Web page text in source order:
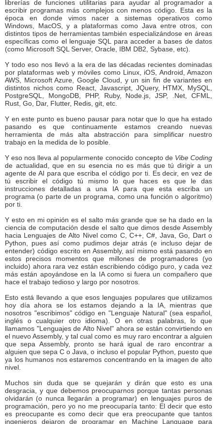
librerías de funciones utilitarias para ayudar al programador a
escribir programas más complejos con menos código. Esta es la
época en donde vimos nacer a sistemas operativos como
Windows, MacOS, y a plataformas como Java entre otros, con
distintos tipos de herramientas también especializándose en áreas
específicas como el lenguaje SQL para acceder a bases de datos
(como Microsoft SQL Server, Oracle, IBM DB2, Sybase, etc).
Y todo eso nos llevó a la era de las décadas recientes dominadas
por plataformas web y móviles como Linux, iOS, Android, Amazon
AWS, Microsoft Azure, Google Cloud, y un sin fin de variantes en
distintos nichos como React, Javascript, JQuery, HTMX, MySQL,
PostgreSQL, MongoDB, PHP, Ruby, Node.js, JSP, .Net, CFML,
Rust, Go, Dar, Flutter, Redis, git, etc.
Y en este punto es bueno pausar para notar que lo que ha estado
pasando es que continuamente estamos creando nuevas
herramienta de más alta abstracción para simplificar nuestro
trabajo en la medida de lo posible.
Y eso nos lleva al popularmente conocido concepto de Vibe Coding
de actualidad, que en su esencia no es más que tú dirigir a un
agente de AI para que escriba el código por ti. Es decir, en vez de
tú escribir el código tú mismo lo que haces es que le das
instrucciones detalladas a una IA para que esta escriba un
programa (o parte de un programa, como una función o algoritmo)
por ti.
Y esto en mi opinión es el salto más grande que se ha dado en la
ciencia de computación desde el salto que dimos desde Assembly
hacia Lenguajes de Alto Nivel como C, C++, C#, Java, Go, Dart o
Python, pues así como pudimos dejar atrás (e incluso dejar de
entender) código escrito en Assembly, así mismo está pasando en
estos precisos momentos que millones de programadores (yo
incluido) ahora rara vez están escribiendo código puro, y cada vez
más están apoyándose en la IA como si fuera un compañero que
hace el trabajo tedioso y largo por nosotros.
Esto está llevando a que esos lenguajes populares que utilizamos
hoy día ahora se los estamos dejando a la IA, mientras que
nosotros "escribimos" código en "Lenguaje Natural" (sea español,
inglés o cualquier otro idioma). O en otras palabras, lo que
llamamos "Lenguajes de Alto Nivel" ahora se están convirtiendo en
el nuevo Assembly, y tal cual como es muy raro encontrar a alguien
que sepa Assembly, pronto se hará igual de raro encontrar a
alguien que sepa C o Java, o incluso el popular Python, puesto que
ya los humanos nos estaremos concentrando en la imagen de alto
nivel.
Muchos sin duda que se quejarán y dirán que esto es una
desgracia, y que debemos preocuparnos porque tantas personas
olvidarán (o nunca llegarán a programar) en lenguajes puros de
programación, pero yo no me preocuparía tanto: El decir que esto
es preocupante es como decir que era preocupante que tantos
ingenieros dejaron de programar en Machine Language para